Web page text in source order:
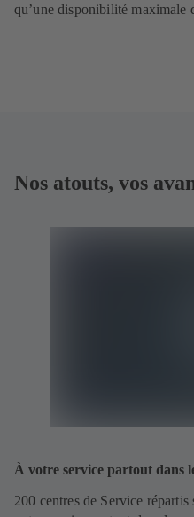
qu’une disponibilité maximale
Nos atouts, vos
À votre service partout dans
200 centres de Service